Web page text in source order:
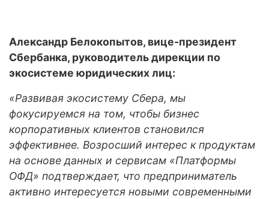
Александр Белокопытов, вице-президент
Сбербанка, руководитель дирекции по
экосистеме юридических лиц:
«Развивая экосистему Сбера, мы
фокусируемся на том, чтобы бизнес
корпоративных клиентов становился
эффективнее. Возросший интерес к продуктам
на основе данных и сервисам «Платформы
ОФД» подтверждает, что предприниматель
активно интересуется новыми современными